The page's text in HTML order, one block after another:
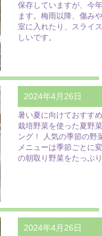
保存していますが、今
ます。梅雨以降、傷み
室に入れたり、スライ
しいです。
2024年4月26日
暑い夏に向けておすす
栽培野菜を使った夏野
ング！ 人気の季節の野
メニューは季節ごとに
の朝取り野菜をたっぷ
2024年4月26日